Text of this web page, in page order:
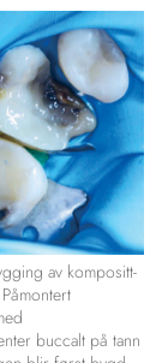
av kompositt­
buccalt på tann